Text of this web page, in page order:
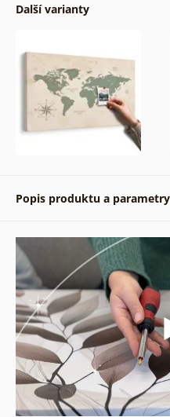
Další varianty
Popis produktu a parametry